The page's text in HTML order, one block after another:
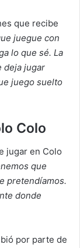
que recibe
juegue con
lo que sé. La
deja jugar
juego suelto
Colo
jugar en Colo
que
pretendíamos.
donde
por parte de